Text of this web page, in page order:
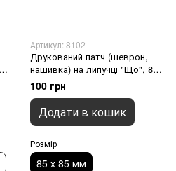
Артикул: 8102
Друкований патч (шеврон,
нашивка) на липучці "Що", 85 х
85 мм
100 грн
Додати в кошик
Розмір
85 х 85 мм